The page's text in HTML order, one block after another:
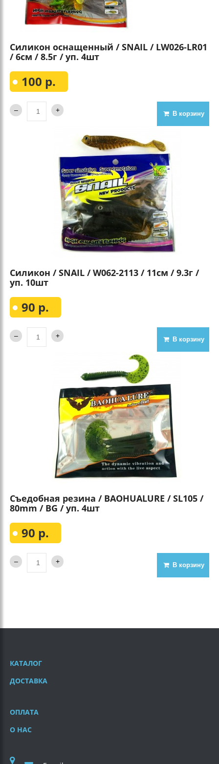
Силикон оснащенный / SNAIL / LW026-LR01
/ 6см / 8.5г / уп. 4шт
100 р.
В корзину
Силикон / SNAIL / W062-2113 / 11см / 9.3г /
уп. 10шт
90 р.
В корзину
Съедобная резина / BAOHUALURE / SL105 /
80mm / BG / уп. 4шт
90 р.
В корзину
КАТАЛОГ
ДОСТАВКА
ОПЛАТА
О НАС